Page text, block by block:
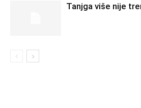
Tanjga više nije